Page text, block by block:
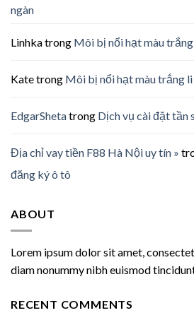
ngàn
Linhkatrong Môi bị nổi hạt màu
Katetrong Môi bị nổi hạt màu trắng
EdgarShetatrong Dịch vụ cài đặt tần
Địa chỉ vay tiền F88 Hà Nội uy tín »
đăng ký ô tô
ABOUT
Lorem ipsum dolor sit amet,
diam nonummy nibh euismod
RECENT COMMENTS